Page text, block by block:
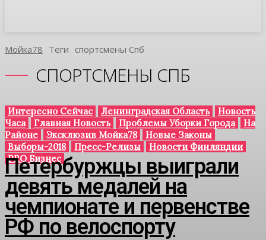
Мойка78 Теги Спортсмены Спб
СПОРТСМЕНЫ СПБ
Интересно Сейчас Ленинградская Область
Новость
Часа
Главная Новость Проблемы Уборки Города
На
Районе
Эксклюзив Мойка78
Новые Законы
Выборы-2018
Пресс-Релизы
Новости Финляндии
PRO Бизнес
Петербуржцы выиграли
девять медалей на
чемпионате и первенстве
РФ по велоспорту